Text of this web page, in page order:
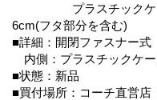
プラスチックケー
6cm(フタ部分を含む)
■詳細：開閉ファスナー式
内側：プラスチックケ
■状態：新品
■買付場所：コーチ直営店